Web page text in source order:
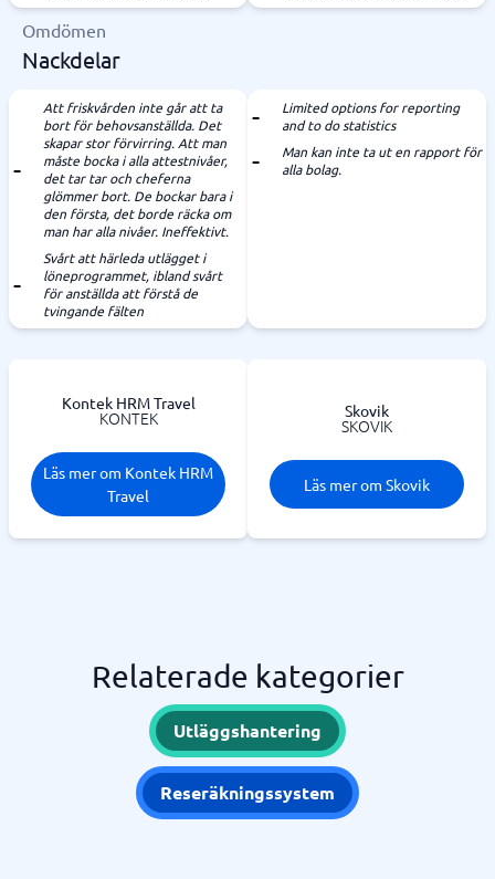
Omdömen
Nackdelar
Att friskvården inte går att ta
bort för behovsanställda. Det
skapar stor förvirring. Att man
måste bocka i alla attestnivåer,
det tar tar och cheferna
glömmer bort. De bockar bara i
den första, det borde räcka om
man har alla nivåer. Ineffektivt.
Svårt att härleda utlägget i
löneprogrammet, ibland svårt
för anställda att förstå de
tvingande fälten
Limited options for reporting
and to do statistics
Man kan inte ta ut en rapport för
alla bolag.
Kontek HRM Travel
KONTEK
Läs mer om Kontek HRM
Travel
Skovik
SKOVIK
Läs mer om Skovik
Relaterade kategorier
Utläggshantering
Reseräkningssystem